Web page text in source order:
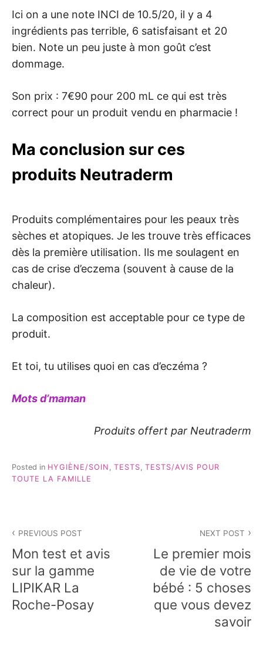
Ici on a une note INCI de 10.5/20, il y a 4
ingrédients pas terrible, 6 satisfaisant et 20
bien. Note un peu juste à mon goût c’est
dommage.
Son prix : 7€90 pour 200 mL ce qui est très
correct pour un produit vendu en pharmacie !
Ma conclusion sur ces
produits Neutraderm
Produits complémentaires pour les peaux très
sèches et atopiques. Je les trouve très efficaces
dès la première utilisation. Ils me soulagent en
cas de crise d’eczema (souvent à cause de la
chaleur).
La composition est acceptable pour ce type de
produit.
Et toi, tu utilises quoi en cas d’eczéma ?
Mots d’maman
Produits offert par Neutraderm
Posted in HYGIÈNE/SOIN , TESTS, TESTS/AVIS POUR
TOUTE LA FAMILLE
de
l’article
PREVIOUS POST
Mon test et avis
sur la gamme
LIPIKAR La
Roche-Posay
NEXT POST
Le premier mois
de vie de votre
bébé : 5 choses
que vous devez
savoir